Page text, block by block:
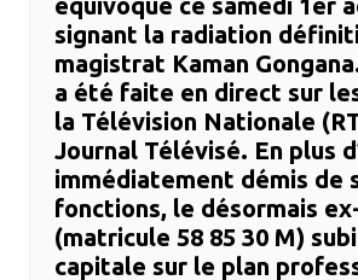
équivoque ce samedi 1er
signant la radiation
magistrat Kaman
a été faite en direct sur
la Télévision Nationale
Journal Télévisé. En plus
immédiatement démis de
fonctions, le désormais
(matricule 58 85 30 M)
capitale sur le plan